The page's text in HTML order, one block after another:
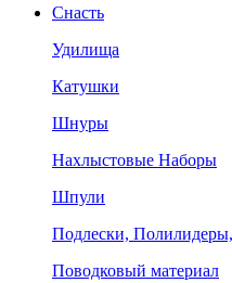
Снасть
Удилища
Катушки
Шнуры
Нахлыстовые Наборы
Шпули
Подлески,
Поводковый материал